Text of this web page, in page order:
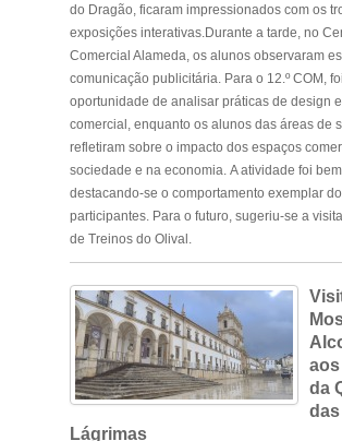
do Dragão, ficaram impressionados com os
exposições interativas.Durante a tarde, no
Comercial Alameda, os alunos observaram
comunicação publicitária. Para o 12.º COM,
oportunidade de analisar práticas de design
comercial, enquanto os alunos das áreas de
refletiram sobre o impacto dos espaços
sociedade e na economia. A atividade foi
destacando-se o comportamento exemplar
participantes. Para o futuro, sugeriu-se a
de Treinos do Olival.
da
das
Lágrimas